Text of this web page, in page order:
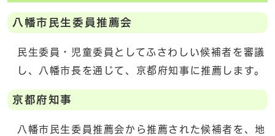
八幡市民生委員推薦会
民生委員・児童委員としてふさわしい候補者を審議
し、八幡市長を通じて、京都府知事に推薦します。
京都府知事
八幡市民生委員推薦会から推薦された候補者を、地